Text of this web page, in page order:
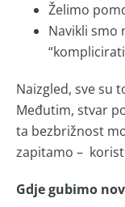
Želimo
Navikli smo
Naizgled, sve su
Međutim, stvar
ta bezbrižnost
zapitamo –
Gdje gubimo